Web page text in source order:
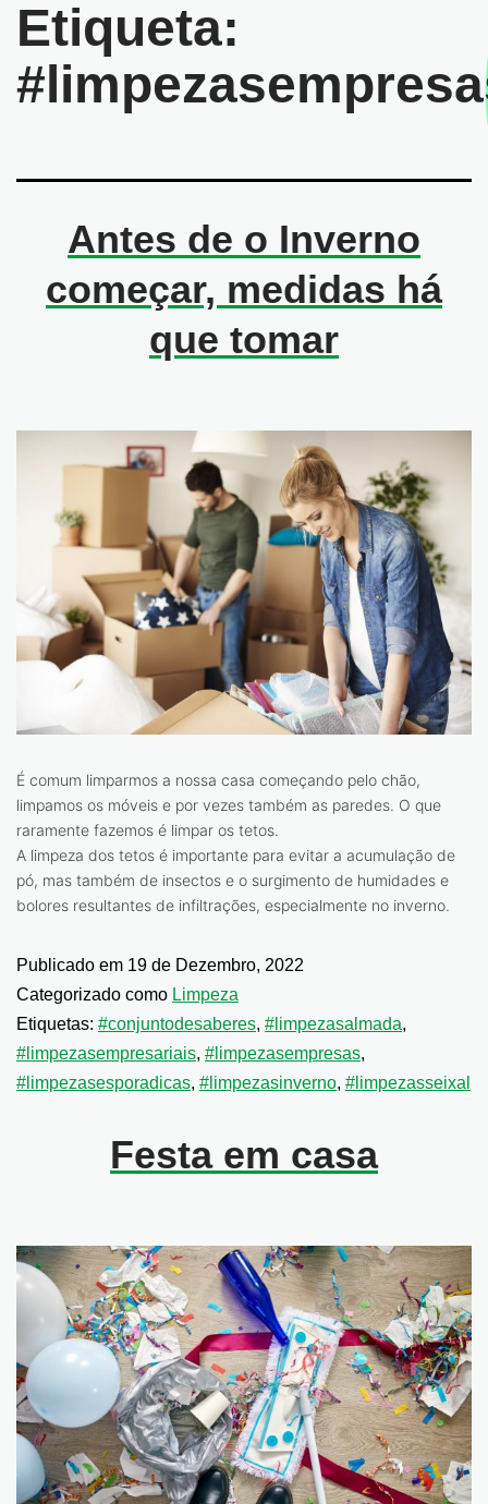
Etiqueta:
Antes de o Inverno
começar, medidas há
que tomar
É comum limparmos a nossa casa começando pelo chão,
limpamos os móveis e por vezes também as paredes. O que
raramente fazemos é limpar os tetos.
A limpeza dos tetos é importante para evitar a acumulação de
pó, mas também de insectos e o surgimento de humidades e
bolores resultantes de infiltrações, especialmente no inverno.
Publicado em 19 de Dezembro, 2022
Categorizado como Limpeza
Etiquetas: #conjuntodesaberes, #limpezasalmada,
#limpezasempresariais, #limpezasempresas,
#limpezasesporadicas, #limpezasinverno, #limpezasseixal
Festa em casa